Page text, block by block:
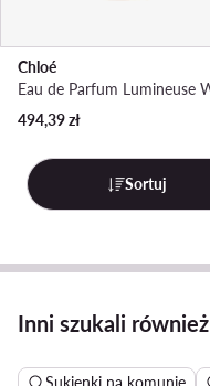
Chloé
494,39zł
Sortuj
Inni szukali również
Sukienki na komunię